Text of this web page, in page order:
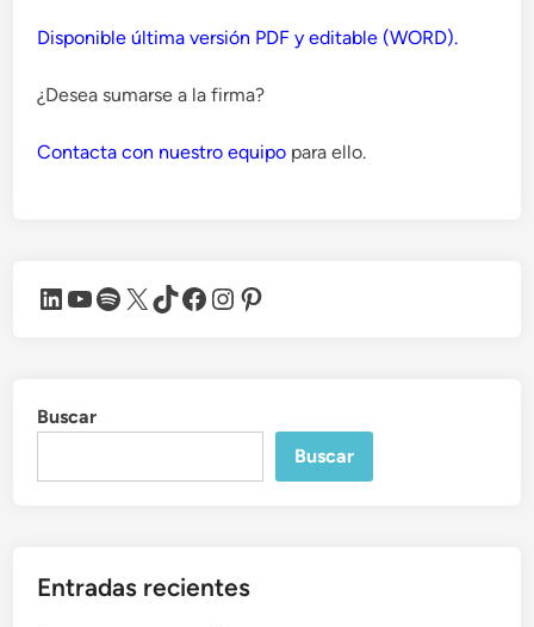
Disponible última versión PDF y editable (WORD).
¿Desea sumarse a la firma?
Contacta con nuestro equipo para ello.
LinkedIn
YouTube
Spotify
X TikTok
Facebook
Instagram
Pinterest
Buscar
Buscar
Entradas recientes